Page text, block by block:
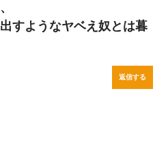
すようなヤベえ奴とは暮
返信する